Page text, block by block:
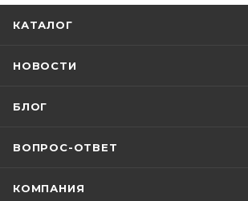
КАТАЛОГ
НОВОСТИ
БЛОГ
ВОПРОС-ОТВЕТ
КОМПАНИЯ